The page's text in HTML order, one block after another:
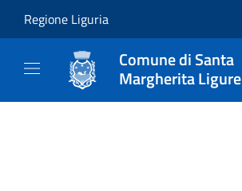
Regione Liguria
Comune di Santa
Margherita Ligure